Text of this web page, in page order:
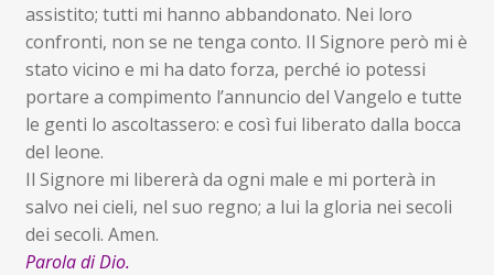
assistito; tutti mi hanno abbandonato. Nei loro
confronti, non se ne tenga conto. Il Signore però mi è
stato vicino e mi ha dato forza, perché io potessi
portare a compimento l’annuncio del Vangelo e tutte
le genti lo ascoltassero: e così fui liberato dalla bocca
del leone.
Il Signore mi libererà da ogni male e mi porterà in
salvo nei cieli, nel suo regno; a lui la gloria nei secoli
dei secoli. Amen.
Parola di Dio.